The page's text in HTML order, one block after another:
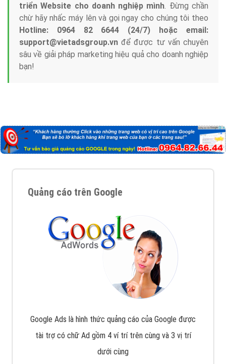
triển Website cho doanh nghiệp mình. Đừng chần
chừ hãy nhấc máy lên và gọi ngay cho chúng tôi theo
Hotline: 0964 82 6644 (24/7) hoặc email:
support@vietadsgroup.vn để được tư vấn chuyên
sâu về giải pháp marketing hiệu quả cho doanh nghiệp
bạn!
Quảng cáo trên Google
Google Ads là hình thức quảng cáo của Google được
tài trợ có chữ Ad gồm 4 ví trí trên cùng và 3 vị trí
dưới cùng